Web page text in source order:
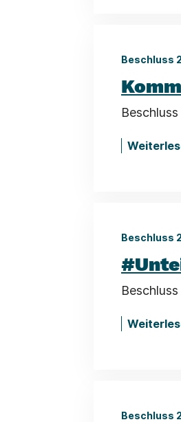
Beschluss
Beschluss
Beschluss